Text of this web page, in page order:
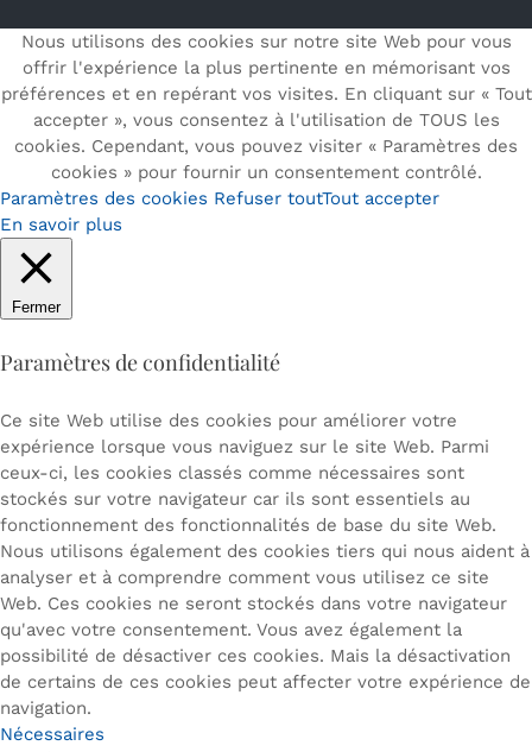
Nous utilisons des cookies sur notre site Web pour vous
offrir l'expérience la plus pertinente en mémorisant vos
préférences et en repérant vos visites. En cliquant sur « Tout
accepter », vous consentez à l'utilisation de TOUS les
cookies. Cependant, vous pouvez visiter « Paramètres des
cookies » pour fournir un consentement contrôlé.
Paramètres des cookies Refuser toutTout accepter
En savoir plus
Fermer
Paramètres de confidentialité
Ce site Web utilise des cookies pour améliorer votre
expérience lorsque vous naviguez sur le site Web. Parmi
ceux-ci, les cookies classés comme nécessaires sont
stockés sur votre navigateur car ils sont essentiels au
fonctionnement des fonctionnalités de base du site Web.
Nous utilisons également des cookies tiers qui nous aident à
analyser et à comprendre comment vous utilisez ce site
Web. Ces cookies ne seront stockés dans votre navigateur
qu'avec votre consentement. Vous avez également la
possibilité de désactiver ces cookies. Mais la désactivation
de certains de ces cookies peut affecter votre expérience de
navigation.
Nécessaires